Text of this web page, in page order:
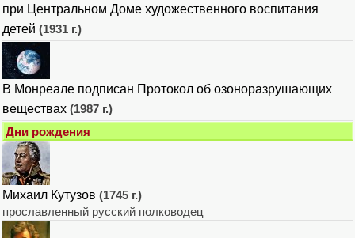
при Центральном Доме художественного воспитания
детей (1931 г.)
В Монреале подписан Протокол об озоноразрушающих
веществах (1987 г.)
Дни рождения
Михаил Кутузов (1745 г.)
прославленный русский полководец